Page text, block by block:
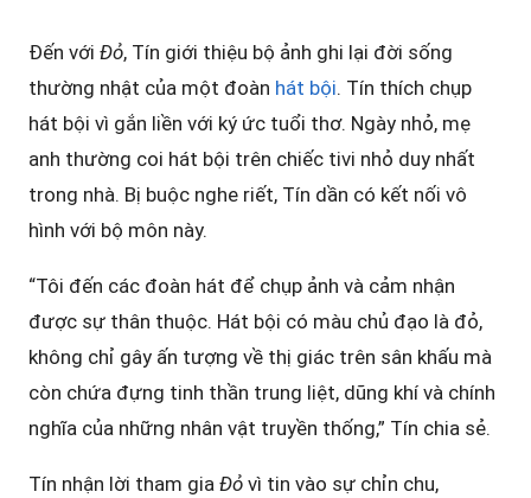
Đến với Đỏ, Tín giới thiệu bộ ảnh ghi lại đời sống
thường nhật của một đoàn hát bội. Tín thích chụp
hát bội vì gắn liền với ký ức tuổi thơ. Ngày nhỏ, mẹ
anh thường coi hát bội trên chiếc tivi nhỏ duy nhất
trong nhà. Bị buộc nghe riết, Tín dần có kết nối vô
hình với bộ môn này.
“Tôi đến các đoàn hát để chụp ảnh và cảm nhận
được sự thân thuộc. Hát bội có màu chủ đạo là đỏ,
không chỉ gây ấn tượng về thị giác trên sân khấu mà
còn chứa đựng tinh thần trung liệt, dũng khí và chính
nghĩa của những nhân vật truyền thống,” Tín chia sẻ.
Tín nhận lời tham gia Đỏ vì tin vào sự chỉn chu,